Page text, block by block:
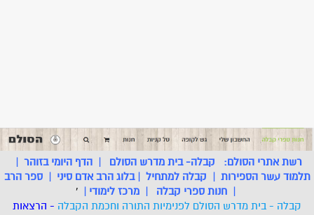
רשת אתרי הסולם: קבלה- בית מדרש הסולם |הדף היומי בזוהר |
תלמוד עשר הספירות | קבלה למתחיל |בלוג הרב אדם סיני |ספר הרב
| חנות ספרי קבלה | מרכז לימודי |
'
קבלה - בית מדרש הסולם לפנימיות התורה וחכמת הקבלה - הרצאות